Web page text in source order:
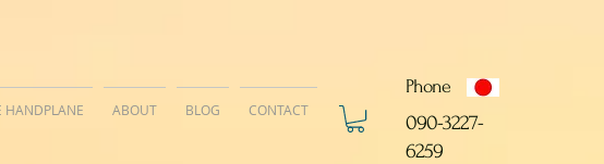
​090-3227-
6259
Phone
HANDPLANE ABOUT BLOG CONTACT